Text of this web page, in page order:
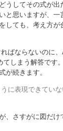
うしてその式が出
と思いますが、一
しても、考え方が
ばならないのに、
てしまう解答です
が続きます。
に表現できてい
、さすがに図だけ